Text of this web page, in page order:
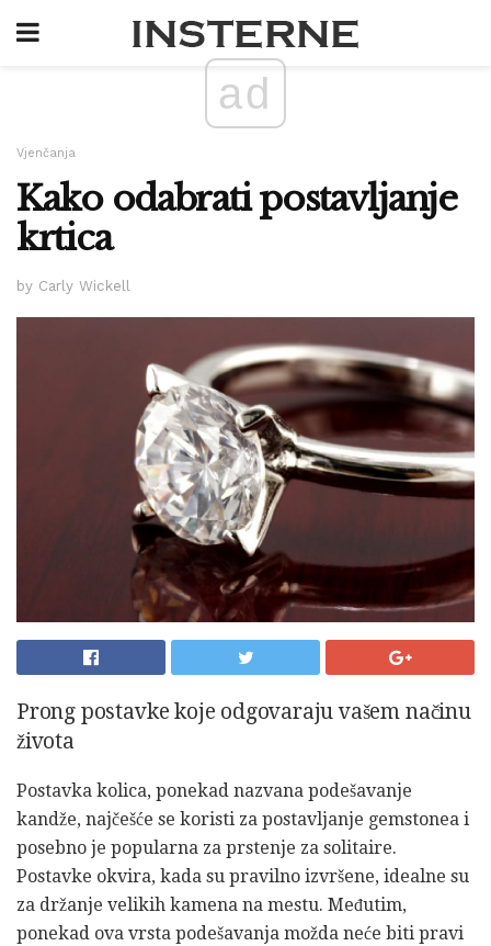
ad
Vjenčanja
Kako odabrati postavljanje
krtica
by Carly Wickell
Prong postavke koje odgovaraju vašem načinu
života
Postavka kolica, ponekad nazvana podešavanje
kandže, najčešće se koristi za postavljanje gemstonea i
posebno je popularna za prstenje za solitaire.
Postavke okvira, kada su pravilno izvršene, idealne su
za držanje velikih kamena na mestu. Međutim,
ponekad ova vrsta podešavanja možda neće biti pravi